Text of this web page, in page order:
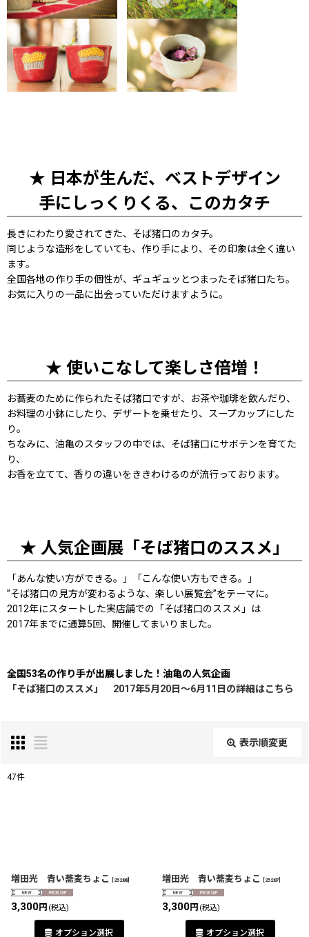
★ 日本が生んだ、ベストデザイン
手にしっくりくる、このカタチ
長きにわたり愛されてきた、そば猪口のカタチ。
同じような造形をしていても、作り手により、その印象は全く違い
ます。
全国各地の作り手の個性が、ギュギュッとつまったそば猪口たち。
お気に入りの一品に出会っていただけますように。
★ 使いこなして楽しさ倍増！
お蕎麦のために作られたそば猪口ですが、お茶や珈琲を飲んだり、
お料理の小鉢にしたり、デザートを乗せたり、スープカップにした
り。
ちなみに、油亀のスタッフの中では、そば猪口にサボテンを育てた
り、
お香を立てて、香りの違いをききわけるのが流行っております。
★ 人気企画展「そば猪口のススメ」
「あんな使い方ができる。」「こんな使い方もできる。」
”そば猪口の見方が変わるような、楽しい展覧会”をテーマに。
2012年にスタートした実店舗での「そば猪口のススメ」は
2017年までに通算5回、開催してまいりました。
全国53名の作り手が出展しました！油亀の人気企画
「そば猪口のススメ」 2017年5月20日〜6月11日の詳細はこちら
表示順変更
絞り込む
47件
増田光 青い蕎麦ちょこ 25288]
3,300円 (税込)
オプション選択
増田光 青い蕎麦ちょこ 25287
3,300円 (税込)
オプション選択